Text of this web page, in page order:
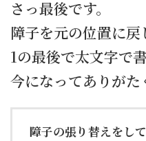
さっ最後です。
障子を元の位置に戻
1の最後で太文字で
今になってありがた
障子の張り替えをし